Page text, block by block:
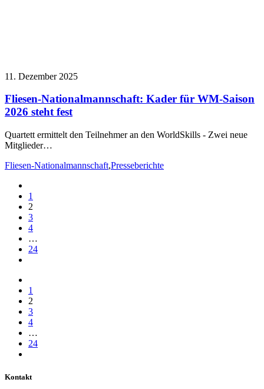
11. Dezember 2025
Fliesen-Nationalmannschaft: Kader für WM-Saison
2026 steht fest
Quartett ermittelt den Teilnehmer an den WorldSkills - Zwei neue
Mitglieder…
Fliesen-Nationalmannschaft,Presseberichte
1
2
3
4
…
24
1
2
3
4
…
24
Kontakt